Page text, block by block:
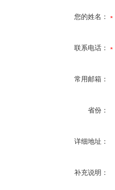
您的姓名：
联系电话：
常用邮箱：
省份：
详细地址：
补充说明：